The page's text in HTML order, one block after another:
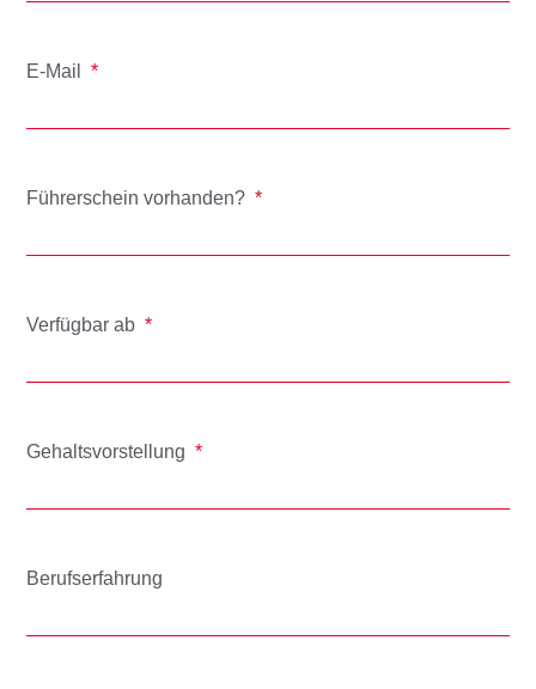
E-Mail
Führerschein vorhanden?
Verfügbar ab
Gehaltsvorstellung
Berufserfahrung